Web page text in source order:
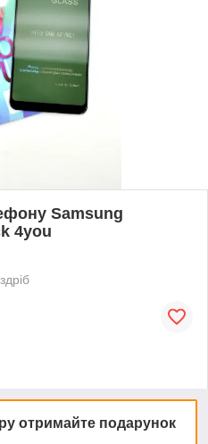
Samsung
4you
отримайте подарунок